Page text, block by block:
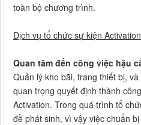
toàn bộ chương trình.
Dịch vụ tổ chức sự kiện
Quan tâm đến công việc hậu
Quản lý kho bãi, trang thiết bị,
quan trọng quyết định thành
Activation. Trong quá trình tổ
đề phát sinh, vì vậy việc chuẩn